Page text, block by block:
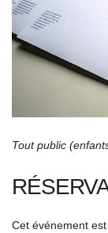
Tout public
Cet événement